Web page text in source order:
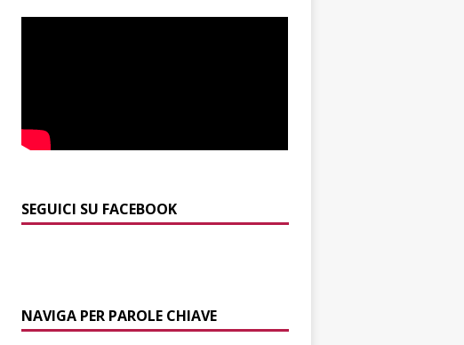
SEGUICI SU FACEBOOK
NAVIGA PER PAROLE CHIAVE